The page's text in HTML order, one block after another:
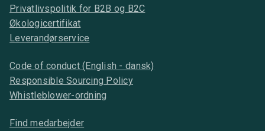
Privatlivspolitik for B2B og B2C
Økologicertifikat
Leverandørservice
Code of conduct (English - dansk)
Responsible Sourcing Policy
Whistleblower-ordning
Find medarbejder